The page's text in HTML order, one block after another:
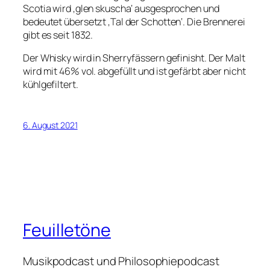
Scotia wird ‚glen skuscha‘ ausgesprochen und
bedeutet übersetzt ‚Tal der Schotten‘. Die Brennerei
gibt es seit 1832.
Der Whisky wird in Sherryfässern gefinisht. Der Malt
wird mit 46% vol. abgefüllt und ist gefärbt aber nicht
kühlgefiltert.
6. August 2021
Feuilletöne
Musikpodcast und Philosophiepodcast